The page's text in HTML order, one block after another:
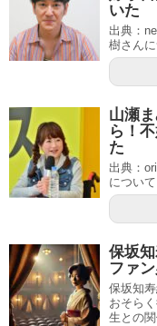
いた
出典：
樹さん
山瀬
ら！
た
出典：
につい
保坂
ファ
保坂知
おそら
生との